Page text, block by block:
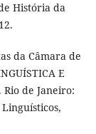
História da
da Câmara de
E
Rio de Janeiro: